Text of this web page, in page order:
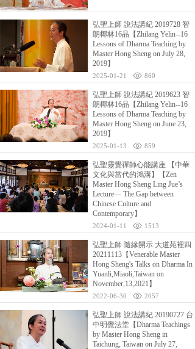
弘聖上師 說法講紀 2019728 智
朗椰林16品【Zhilang Yelin--16
Lessons of Dharma Teaching by
Master Hong Sheng on July 28,
2019】
2025-01-21 860
弘聖上師 說法講紀 2019623 智
朗椰林16品【Zhilang Yelin--16
Lessons of Dharma Teaching by
Master Hong Sheng on June 23,
2019】
2025-01-13 859
弘聖靈覺禪師心能講座 【中華
文化與當代的鴻溝】【Zen
Master Hong Sheng Ling Jue’s
Lecture— The Gap between
Chinese Culture and
Contemporary】
2024-01-11 1513
弘聖上師 隨緣開示 大道苑裡四
20211113【Venerable Master
Hong Sheng's Talks on Dharma In
Yuanli,Miaoli,Taiwan on
November,13,2021】
2022-06-30 2057
弘聖上師 說法講紀 20190727 台
中明覺法堂【Dharma Teachings
by Master Hong Sheng in
Taichung, Taiwan on July 27,